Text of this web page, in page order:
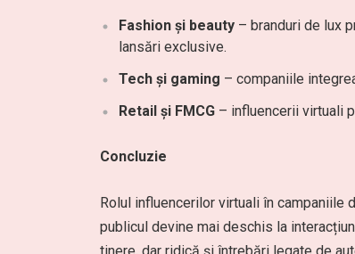
Fashion și beauty – branduri de lux
lansări exclusive.
Tech și gaming – companiile
Retail și FMCG – influencerii virtuali
Concluzie
Rolul influencerilor virtuali în campaniile
publicul devine mai deschis la